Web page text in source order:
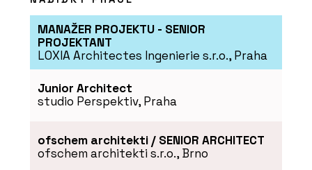
PRODUKTY
Okenní a dveřní systém s tepelnou
izolací MB-86N - Aluprof
MANAŽER PROJEKTU - SENIOR
PROJEKTANT
LOXIA Architectes Ingenierie s.r.o., Praha
Junior Architect
studio Perspektiv, Praha
ofschem architekti / SENIOR ARCHITECT
ofschem architekti s.r.o., Brno